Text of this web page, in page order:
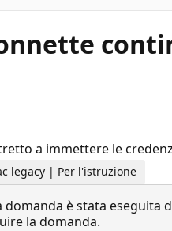
a immettere le
legacy | Per l'istruzione
domanda è stata eseguita
la domanda.